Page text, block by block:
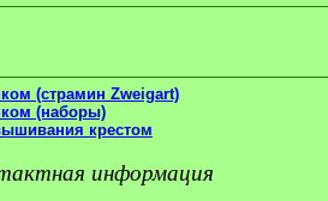
(страмин Zweigart)
(наборы)
крестом
информация